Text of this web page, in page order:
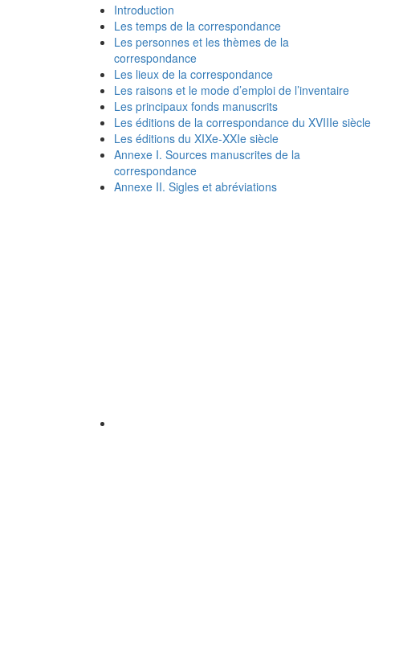
Introduction
Les temps de la correspondance
Les personnes et les thèmes de la
correspondance
Les lieux de la correspondance
Les raisons et le mode d’emploi de l’inventaire
Les principaux fonds manuscrits
Les éditions de la correspondance du XVIIIe siècle
Les éditions du XIXe-XXIe siècle
Annexe I. Sources manuscrites de la
correspondance
Annexe II. Sigles et abréviations